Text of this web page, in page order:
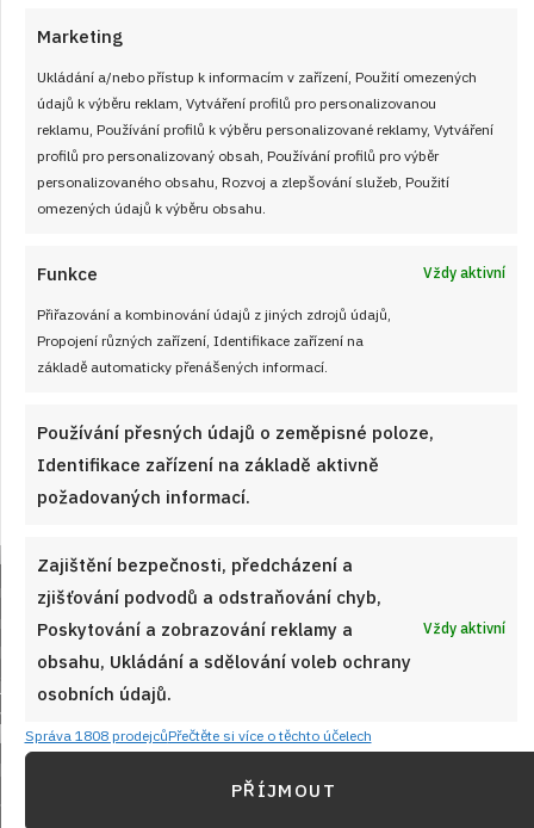
Marketing
Ukládání a/nebo přístup k informacím v zařízení, Použití omezených
údajů k výběru reklam, Vytváření profilů pro personalizovanou
reklamu, Používání profilů k výběru personalizované reklamy, Vytváření
profilů pro personalizovaný obsah, Používání profilů pro výběr
personalizovaného obsahu, Rozvoj a zlepšování služeb, Použití
omezených údajů k výběru obsahu.
Funkce Vždy aktivní
Přiřazování a kombinování údajů z jiných zdrojů údajů,
Propojení různých zařízení, Identifikace zařízení na
základě automaticky přenášených informací.
Používání přesných údajů o zeměpisné poloze,
Identifikace zařízení na základě aktivně
požadovaných informací.
Zajištění bezpečnosti, předcházení a
zjišťování podvodů a odstraňování chyb,
Poskytování a zobrazování reklamy a
obsahu, Ukládání a sdělování voleb ochrany
osobních údajů.
Vždy aktivní
Správa 1808 prodejcůPřečtěte si více o těchto účelech
PŘÍJMOUT
z dob socialismu: 10/10 bodů dnes
získá jen málokdo